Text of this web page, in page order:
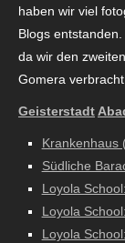
haben wir viel
Blogs
da wir den
Gomera verbracht
Geisterstadt
Krankenhaus
Südliche
Loyola
Loyola
Loyola